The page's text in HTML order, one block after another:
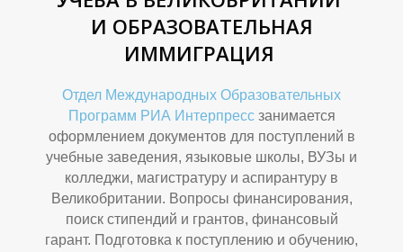
И ОБРАЗОВАТЕЛЬНАЯ
ИММИГРАЦИЯ
Отдел Международных Образовательных
Программ РИА Интерпрессзанимается
оформлением документов для поступлений в
учебные заведения, языковые школы, ВУЗы и
колледжи, магистратуру и аспирантуру в
Великобритании. Вопросы финансирования,
поиск стипендий и грантов, финансовый
гарант. Подготовка к поступлению и обучению,